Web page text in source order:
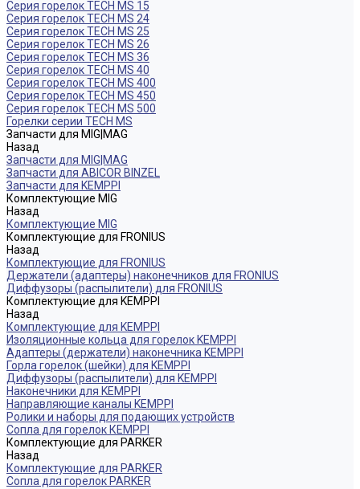
Серия горелок TECH MS 15
Серия горелок TECH MS 24
Серия горелок TECH MS 25
Серия горелок TECH MS 26
Серия горелок TECH MS 36
Серия горелок TECH MS 40
Серия горелок TECH MS 400
Серия горелок TECH MS 450
Серия горелок TECH MS 500
Горелки серии TECH MS
Запчасти для MIG|MAG
Назад
Запчасти для MIG|MAG
Запчасти для ABICOR BINZEL
Запчасти для KEMPPI
Комплектующие MIG
Назад
Комплектующие MIG
Комплектующие для FRONIUS
Назад
Комплектующие для FRONIUS
Держатели (адаптеры) наконечников для FRONIUS
Диффузоры (распылители) для FRONIUS
Комплектующие для KEMPPI
Назад
Комплектующие для KEMPPI
Изоляционные кольца для горелок KEMPPI
Адаптеры (держатели) наконечника KEMPPI
Горла горелок (шейки) для KEMPPI
Диффузоры (распылители) для KEMPPI
Наконечники для KEMPPI
Направляющие каналы KEMPPI
Ролики и наборы для подающих устройств
Сопла для горелок КЕМPPI
Комплектующие для PARKER
Назад
Комплектующие для PARKER
Сопла для горелок PARKER